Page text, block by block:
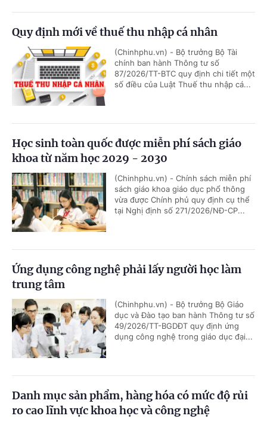
Quy định mới về thuế thu nhập cá nhân
(Chinhphu.vn) - Bộ trưởng Bộ Tài
chính ban hành Thông tư số
87/2026/TT-BTC quy định chi tiết một
số điều của Luật Thuế thu nhập cá...
Học sinh toàn quốc được miễn phí sách giáo
khoa từ năm học 2029 - 2030
(Chinhphu.vn) - Chính sách miễn phí
sách giáo khoa giáo dục phổ thông
vừa được Chính phủ quy định cụ thể
tại Nghị định số 271/2026/NĐ-CP...
Ứng dụng công nghệ phải lấy người học làm
trung tâm
(Chinhphu.vn) - Bộ trưởng Bộ Giáo
dục và Đào tạo ban hành Thông tư số
49/2026/TT-BGDĐT quy định ứng
dụng công nghệ trong giáo dục đại...
Danh mục sản phẩm, hàng hóa có mức độ rủi
ro cao lĩnh vực khoa học và công nghệ